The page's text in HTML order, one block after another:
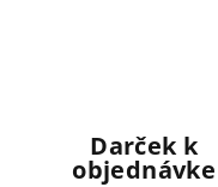
Darček k
objednávke